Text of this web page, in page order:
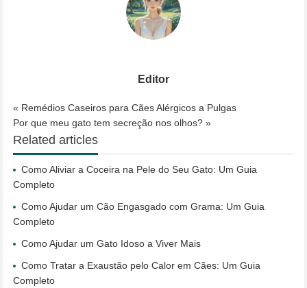
Editor
« Remédios Caseiros para Cães Alérgicos a Pulgas
Por que meu gato tem secreção nos olhos? »
Related articles
Como Aliviar a Coceira na Pele do Seu Gato: Um Guia
Completo
Como Ajudar um Cão Engasgado com Grama: Um Guia
Completo
Como Ajudar um Gato Idoso a Viver Mais
Como Tratar a Exaustão pelo Calor em Cães: Um Guia
Completo